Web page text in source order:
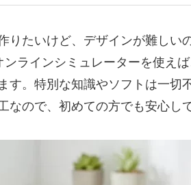
りたいけど、デザインが難し
ンラインシミュレーターを使え
す。特別な知識やソフトは一切
なので、初めての方でも安心し